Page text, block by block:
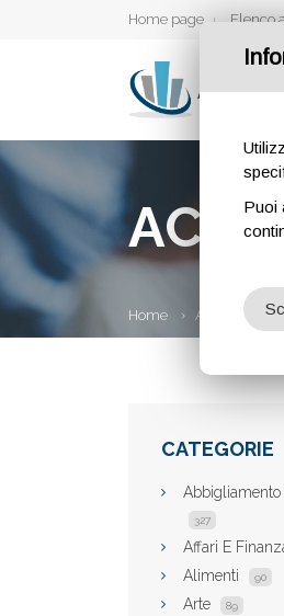
Home page Elenco
Home Aziende
CATEGORIE
Abbigliamento
327
Affari E
Alimenti 90
Arte 89
Puoi